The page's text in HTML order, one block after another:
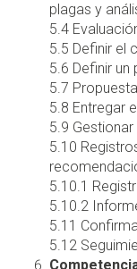
plagas y
5.4
5.5 Definir el
5.6 Definir
5.7
5.8 Entregar
5.9
5.10
5.10.1
5.10.2
5.11
5.12